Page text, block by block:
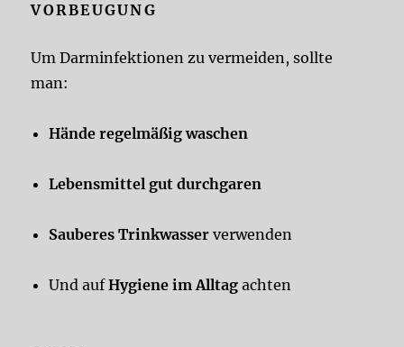
VORBEUGUNG
Um Darminfektionen zu vermeiden, sollte
man:
Hände regelmäßig waschen
Lebensmittel gut durchgaren
Sauberes Trinkwasser verwenden
Und aufHygiene im Alltag achten